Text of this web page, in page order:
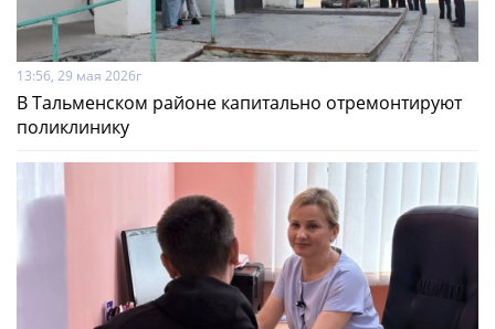
13:56, 29 мая 2026г
В Тальменском районе капитально отремонтируют
поликлинику